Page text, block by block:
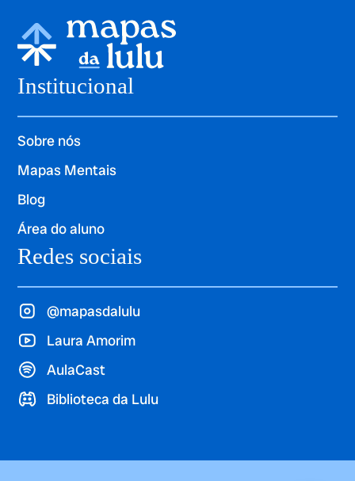
Institucional
Sobre nós
Mapas Mentais
Blog
Área do aluno
Redes sociais
@mapasdalulu
Laura Amorim
AulaCast
Biblioteca da Lulu